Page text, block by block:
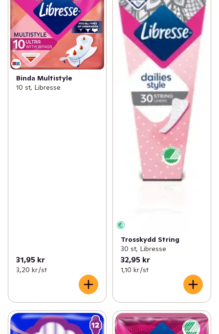
Binda Multistyle
10 st, Libresse
31,95 kr
3,20 kr /st
Trosskydd String
30 st, Libresse
32,95 kr
1,10 kr /st